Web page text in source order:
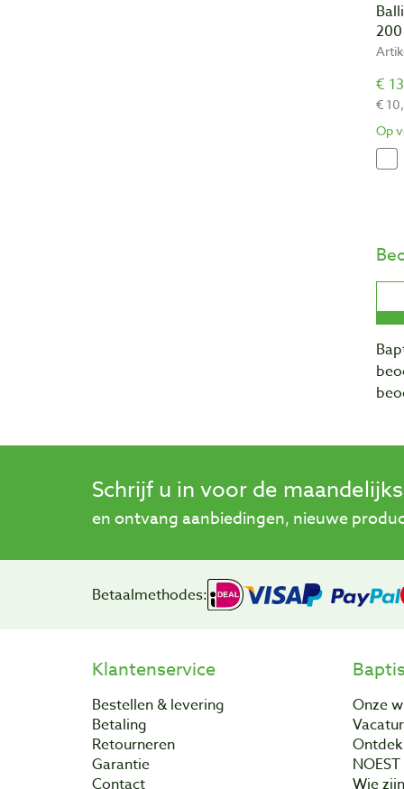
€
€
Op
Schrijf u in voor de
en ontvang aanbiedingen, nieuwe
Betaalmethodes:
Klantenservice
Bestellen & levering
Betaling
Retourneren
Garantie
Onze
NOEST